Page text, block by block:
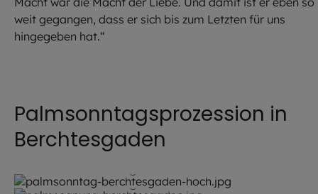
weit gegangen, dass er sich bis zum Letzten für uns
hingegeben hat.“
Palmsonntagsprozession in
Berchtesgaden
©
©
Robert Kiderle / EOM